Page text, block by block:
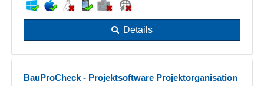
Details
BauProCheck - Projektsoftware Projektorganisation